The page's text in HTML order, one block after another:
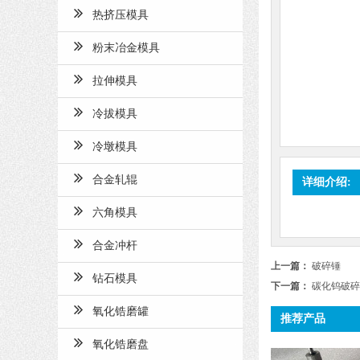
热挤压模具
粉末冶金模具
拉伸模具
冷拔模具
冷墩模具
合金轧辊
六角模具
合金冲杆
钻石模具
氧化锆磨罐
氧化锆磨盘
详细介绍:
上一篇： 破碎锤
下一篇： 碳化钨破
推荐产品